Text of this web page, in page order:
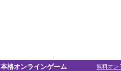
無料オン
本格オンラインゲーム